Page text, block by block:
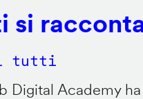
si
tutti
Digital Academy